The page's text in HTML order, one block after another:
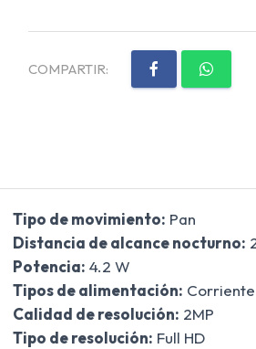
COMPARTIR:
Tipo de movimiento: Pan
Distancia de alcance nocturno:
Potencia: 4.2 W
Tipos de alimentación:
Calidad de resolución: 2MP
Tipo de resolución: Full HD